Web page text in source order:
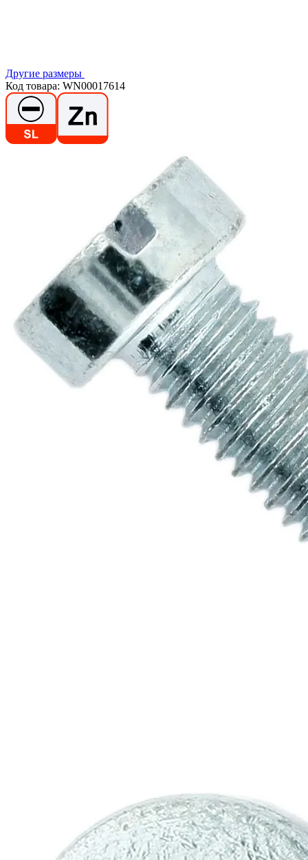
Другие размеры
Код товара: WN00017614